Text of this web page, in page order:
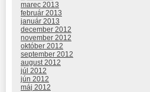
marec 2013
február 2013
január 2013
december 2012
november 2012
október 2012
september 2012
august 2012
júl 2012
jún 2012
máj 2012